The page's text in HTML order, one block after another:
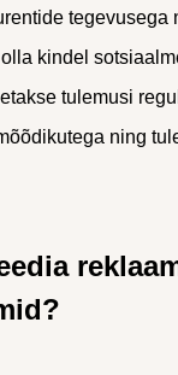
tegevusega
kindel
tulemusi
ning